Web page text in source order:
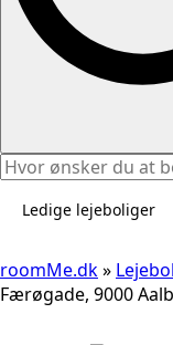
Ledige lejeboliger
roomMe.dk»
Færøgade, 9000